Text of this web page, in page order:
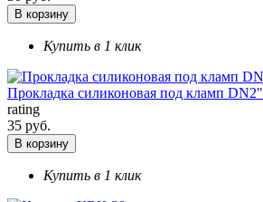
В корзину
Купить в 1 клик
Прокладка силиконовая под кламп DN2"
rating
35 руб.
В корзину
Купить в 1 клик